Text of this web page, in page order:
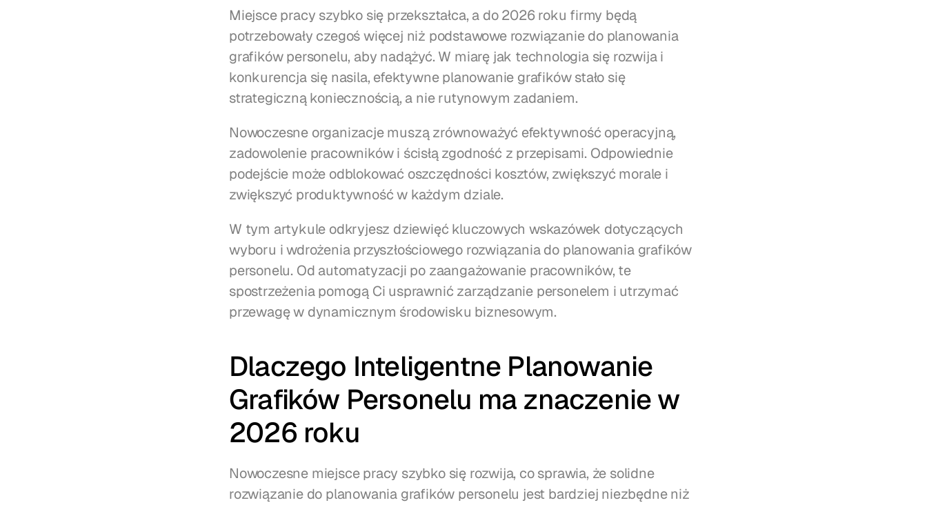
Miejsce pracy szybko się przekształca, a do 2026 roku firmy będą
potrzebowały czegoś więcej niż podstawowe rozwiązanie do planowania
grafików personelu, aby nadążyć. W miarę jak technologia się rozwija i
konkurencja się nasila, efektywne planowanie grafików stało się
strategiczną koniecznością, a nie rutynowym zadaniem.
Nowoczesne organizacje muszą zrównoważyć efektywność operacyjną,
zadowolenie pracowników i ścisłą zgodność z przepisami. Odpowiednie
podejście może odblokować oszczędności kosztów, zwiększyć morale i
zwiększyć produktywność w każdym dziale.
W tym artykule odkryjesz dziewięć kluczowych wskazówek dotyczących
wyboru i wdrożenia przyszłościowego rozwiązania do planowania grafików
personelu. Od automatyzacji po zaangażowanie pracowników, te
spostrzeżenia pomogą Ci usprawnić zarządzanie personelem i utrzymać
przewagę w dynamicznym środowisku biznesowym.
Dlaczego Inteligentne Planowanie
Grafików Personelu ma znaczenie w
2026 roku
Nowoczesne miejsce pracy szybko się rozwija, co sprawia, że solidne
rozwiązanie do planowania grafików personelu jest bardziej niezbędne niż